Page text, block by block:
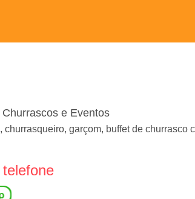
e Eventos
churrasqueiro, garçom, buffet de churrasco